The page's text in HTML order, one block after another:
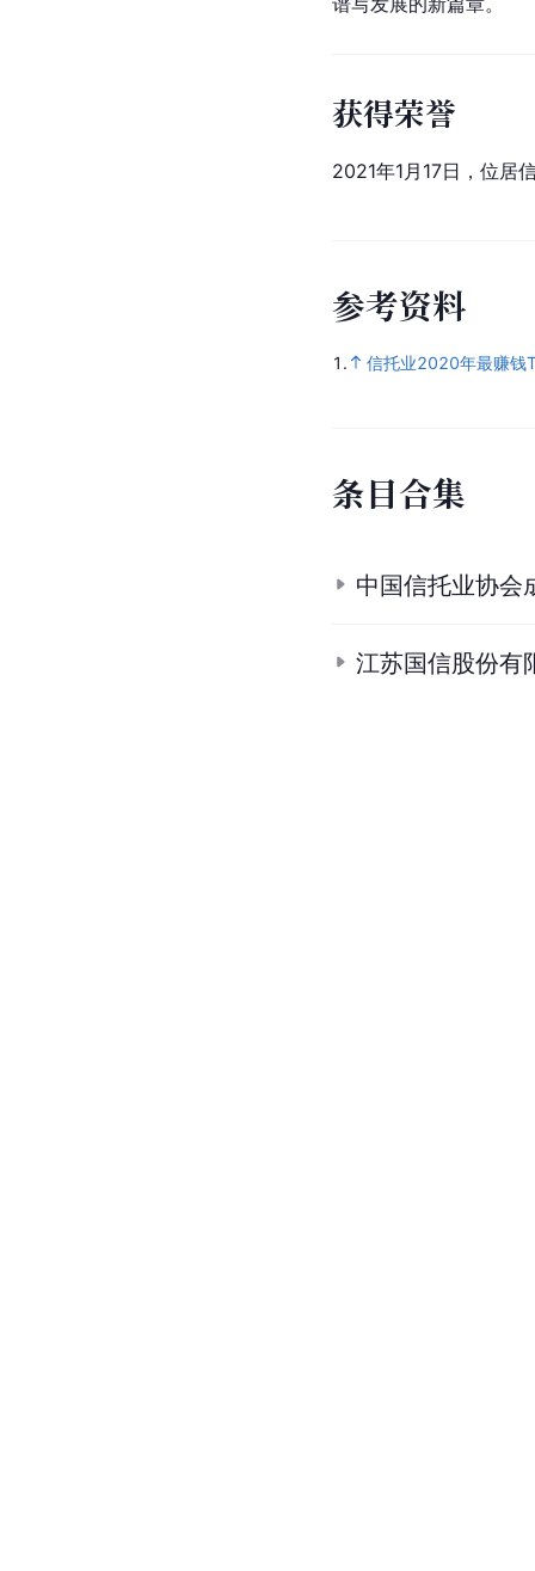
获得荣誉
2021年1月17日，位居
参考资料
1. 信托业2020年最赚钱
条目合集
中国信托业协会
江苏国信股份有